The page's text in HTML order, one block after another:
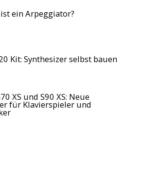
ist ein Arpeggiator?
Kit: Synthesizer selbst bauen
XS und S90 XS: Neue
für Klavierspieler und